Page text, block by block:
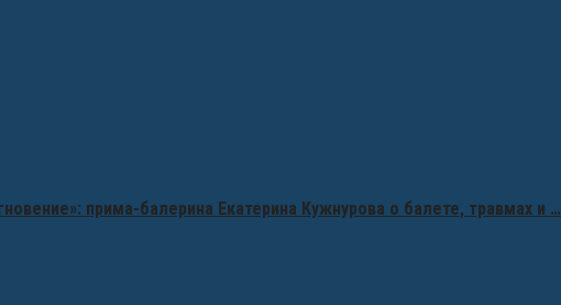
прима-балерина Екатерина Кужнурова о балете, травмах и …